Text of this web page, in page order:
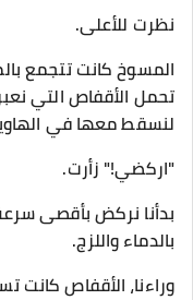
​نظرت للأعلى.
المسوخ كانت تتجمع
تحمل الأقفاص التي
لنسقط معها في
​"اركضي!" زأرت.
​بدأنا نركض بأقصى
بالدماء واللزج.
وراءنا، الأقفاص كانت